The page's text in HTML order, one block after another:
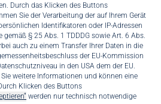
Durch das Klicken des Buttons
Sie der Verarbeitung der auf Ihrem Gerät
Identifikatoren oder IP-Adressen
gemäß § 25 Abs. 1 TDDDG sowie Art. 6 Abs.
auch zu einem Transfer Ihrer Daten in die
der EU-Kommission
in den USA dem der EU.
weitere Informationen und können eine
Klicken des Buttons
werden nur technisch notwendige
✓Maximale Systemverfügbarkeit✓
Basis, Support